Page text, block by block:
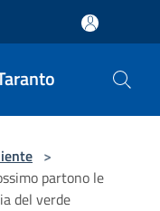
>
partono le
del verde